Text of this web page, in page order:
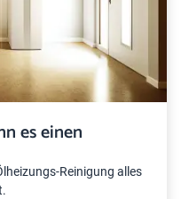
es einen
Reinigung alles